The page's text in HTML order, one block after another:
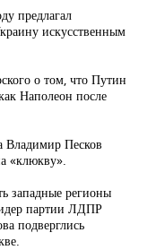
предлагал
искусственным
о том, что Путин
Наполеон после
Владимир Песков
«клюкву».
западные регионы
партии ЛДПР
подверглись